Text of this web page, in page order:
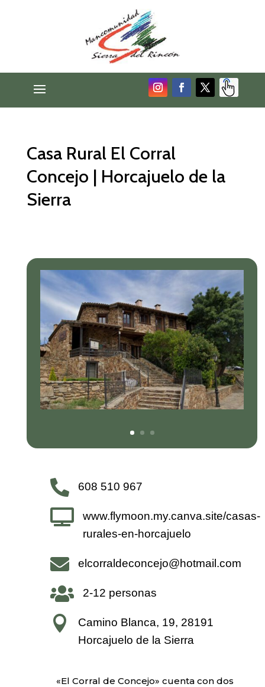
Casa Rural El Corral
Concejo | Horcajuelo de la
Sierra
 608 510 967

www.flymoon.my.canva.site/casas-
rurales-en-horcajuelo
 elcorraldeconcejo@hotmail.com
 2-12 personas

Camino Blanca, 19, 28191
Horcajuelo de la Sierra
«El Corral de Concejo» cuenta con dos